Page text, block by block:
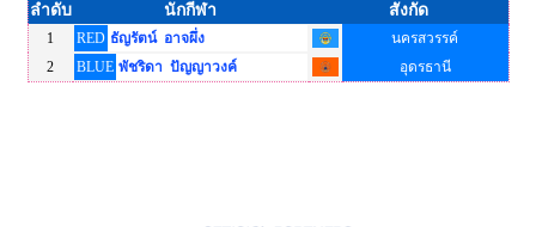
ลำดับ นักกีฬา สังกัด
1 RED ธัญรัตน์ อาจผึ่ง
นครสวรรค์
2
BLUE พัชริดา ปัญญาวงค์ อุดรธานี